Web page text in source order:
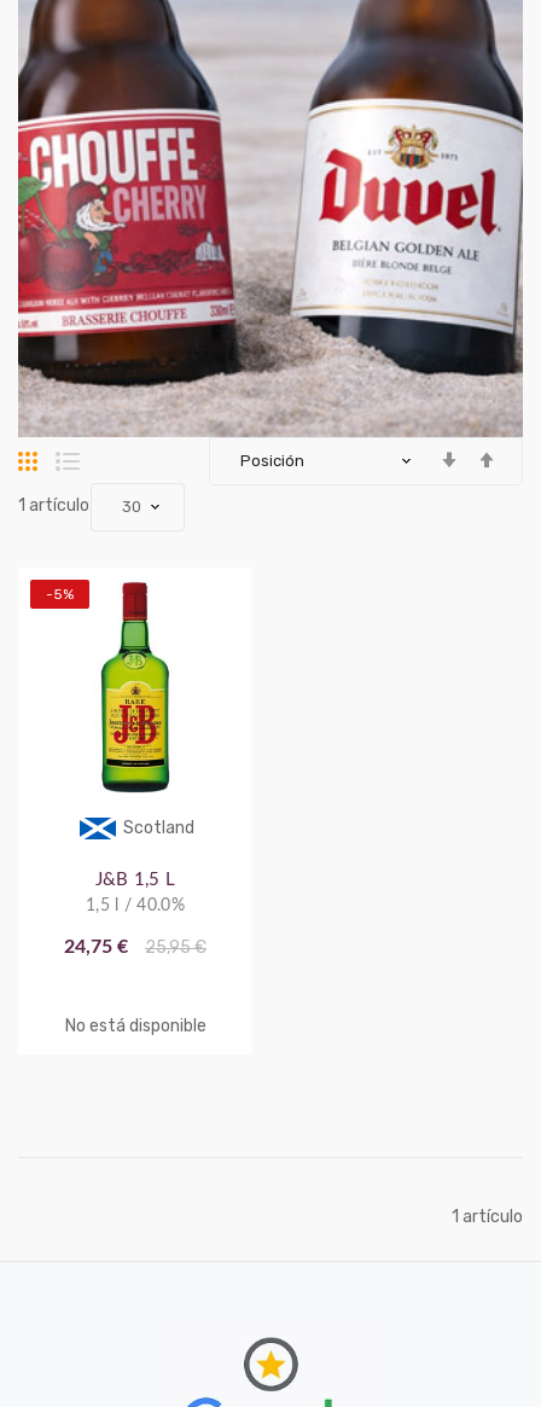
Parrilla
1 artículo
Scotland
-5%
J&B 1,5 L
1,5 l / 40.0%
24,75 € 25,95 €
No está disponible
1 artículo